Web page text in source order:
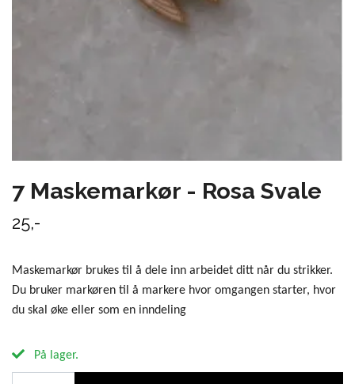
7 Maskemarkør - Rosa Svale
25,-
Maskemarkør brukes til å dele inn arbeidet ditt når du strikker.
Du bruker markøren til å markere hvor omgangen starter, hvor
du skal øke eller som en inndeling
På lager.